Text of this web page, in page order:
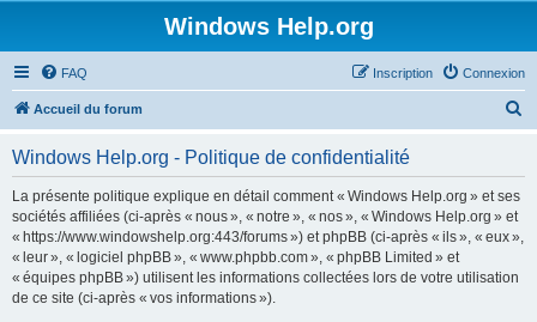
Windows Help.org
FAQ Connexion
Inscription
Accueil du forum
Windows Help.org - Politique de confidentialité
La présente politique explique en détail comment « Windows Help.org » et ses
sociétés affiliées (ci-après « nous », « notre », « nos », « Windows Help.org » et
« https://www.windowshelp.org:443/forums ») et phpBB (ci-après « ils », « eux »,
« leur », « logiciel phpBB », « www.phpbb.com », « phpBB Limited » et
« équipes phpBB ») utilisent les informations collectées lors de votre utilisation
de ce site (ci-après « vos informations »).